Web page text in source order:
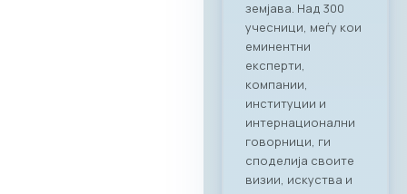
деловен бранч под
името „CONNECT &
TASTE“. Настанот
послужи како
платформа за
директно
поврзување на
лидерите од ИКТ
индустријата со
цел градење нови